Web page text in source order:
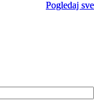
Pogledaj sve
Pogledaj sve